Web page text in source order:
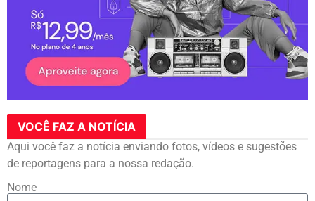
VOCÊ FAZ A NOTÍCIA
Aqui você faz a notícia enviando fotos, vídeos e sugestões
de reportagens para a nossa redação.
Nome